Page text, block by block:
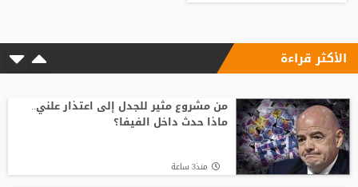
الأكثر قراءة
من مشروع مثير للجدل إلى اعتذار علني..
ماذا حدث داخل الفيفا؟
منذ3 ساعة